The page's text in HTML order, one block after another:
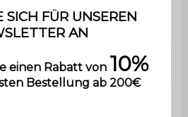
Bedienungsanleitung wird